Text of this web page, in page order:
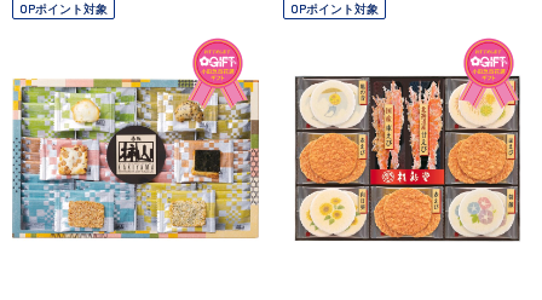
OPポイント対象 OPポイント対象